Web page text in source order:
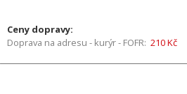
Ceny dopravy:
Doprava na adresu - kurýr - FOFR: 210 Kč